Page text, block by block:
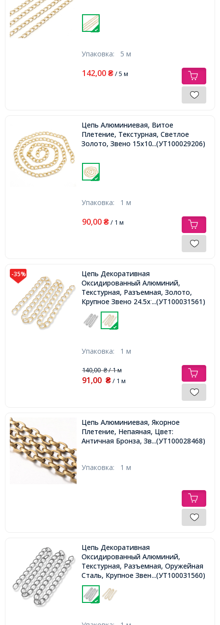
Упаковка: 5 м
142,00 ₴/ 5 м
Цепь Алюминиевая, Витое
Плетение, Текстурная, Светлое
Золото, Звено 15х10х2мм,...(УТ100029206)
Упаковка: 1 м
90,00 ₴/ 1 м
-35%
Цепь Декоративная
Оксидированный Алюминий,
Текстурная, Разъемная, Золото,
Крупное Звено 24.5х18.5мм,...(УТ100031561)
Упаковка: 1 м
140,00₴/ 1 м
91,00 ₴/ 1 м
Цепь Алюминиевая, Якорное
Плетение, Непаяная, Цвет:
Античная Бронза, Звено: 8х5.5х2мм,
...(УТ100028468)
Упаковка: 1 м
Цепь Декоративная
Оксидированный Алюминий,
Текстурная, Разъемная, Оружейная
Сталь, Крупное Звено
24.5х18.5х1мм,
...(УТ100031560)